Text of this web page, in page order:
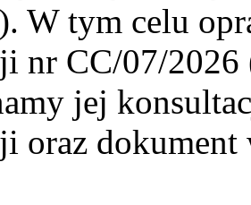
W tym celu
nr CC/07/
jej
oraz